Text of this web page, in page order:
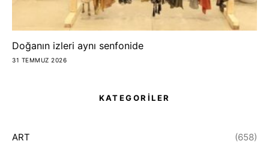
Doğanın izleri aynı senfonide
31 TEMMUZ 2026
KATEGORİLER
ART (658)